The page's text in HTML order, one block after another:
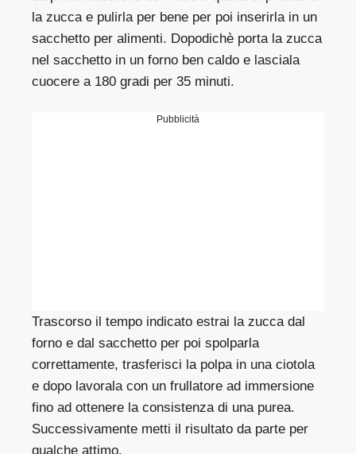
la zucca e pulirla per bene per poi inserirla in un
sacchetto per alimenti. Dopodichè porta la zucca
nel sacchetto in un forno ben caldo e lasciala
cuocere a 180 gradi per 35 minuti.
Pubblicità
Trascorso il tempo indicato estrai la zucca dal
forno e dal sacchetto per poi spolparla
correttamente, trasferisci la polpa in una ciotola
e dopo lavorala con un frullatore ad immersione
fino ad ottenere la consistenza di una purea.
Successivamente metti il risultato da parte per
qualche attimo.